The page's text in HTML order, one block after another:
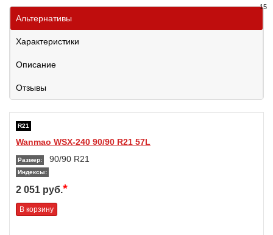
Альтернативы
15
Характеристики
Описание
Отзывы
R21
Wanmao WSX-240 90/90 R21 57L
Размер: 90/90 R21
Индексы:
2 051 руб.*
В корзину